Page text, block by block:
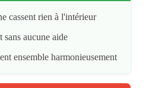
cassent rien à l'intérieur
sans aucune aide
ensemble harmonieusement